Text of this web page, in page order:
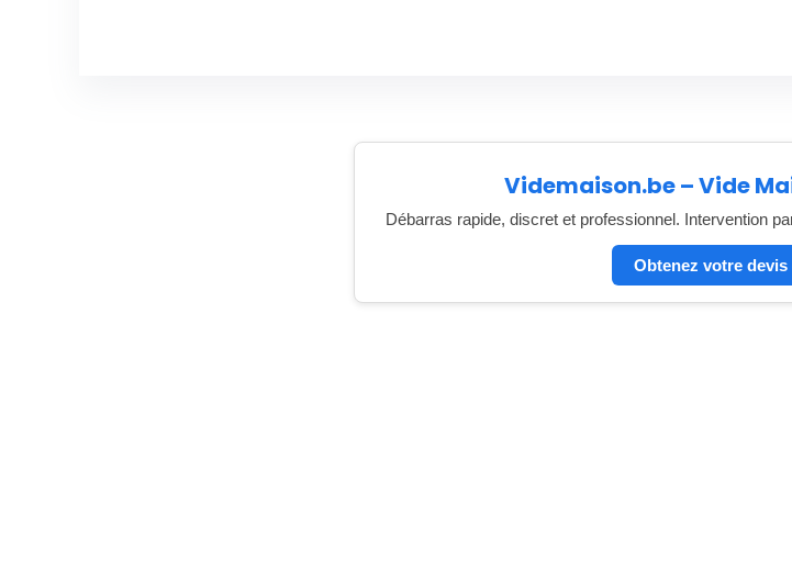
Videmaison.be – Vide
Débarras rapide, discret et professionnel. Intervention
Obtenez votre